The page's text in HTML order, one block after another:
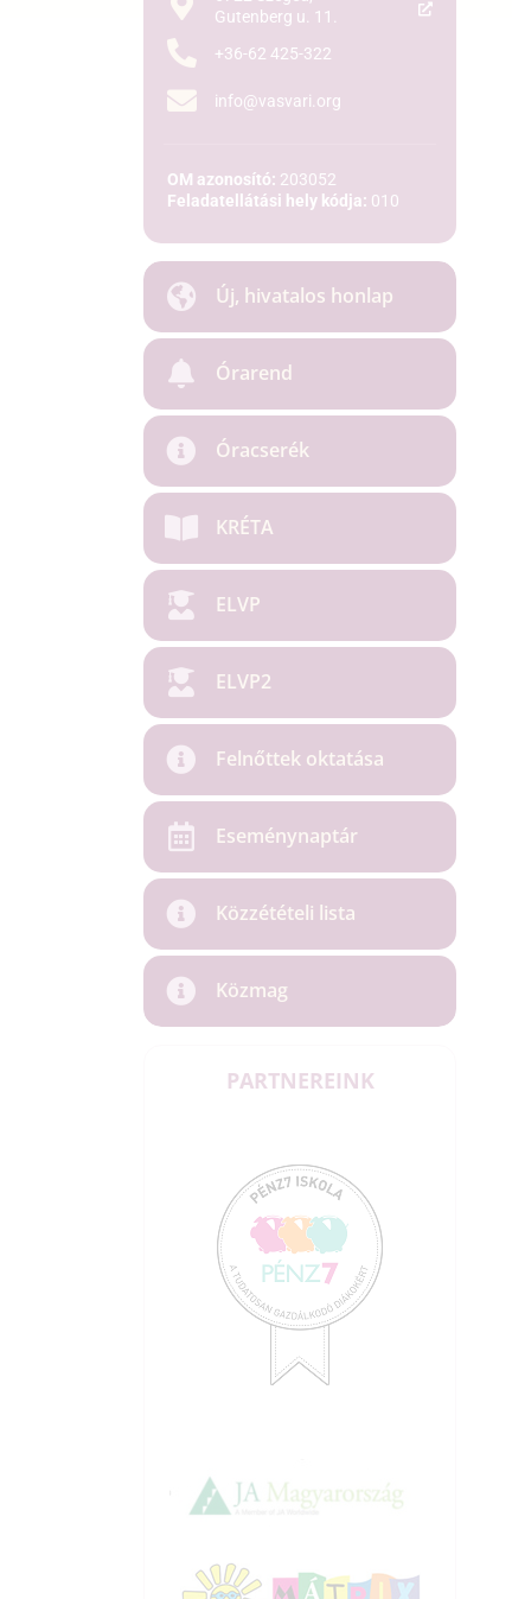
Gutenberg u. 11.
+36-62 425-322
info@vasvari.org
OM azonosító: 203052
Feladatellátási hely kódja: 010
Új, hivatalos honlap
Órarend
Óracserék
KRÉTA
ELVP
ELVP2
Felnőttek oktatása
Eseménynaptár
Közzétételi lista
Közmag
PARTNEREINK